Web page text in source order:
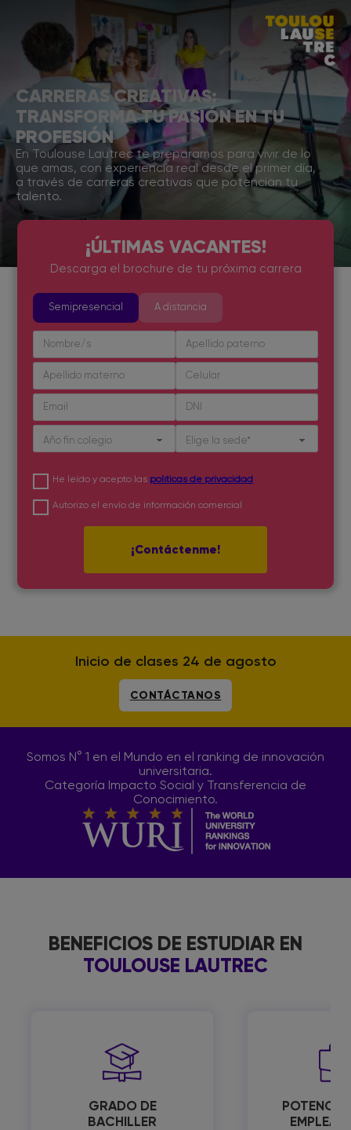
CARRERAS CREATIVAS:
TRANSFORMA TU PASIÓN EN TU
PROFESIÓN
En Toulouse Lautrec te preparamos para vivir de lo
que amas, con experiencia real desde el primer día,
a través de carreras creativas que potencian tu
talento.
¡ÚLTIMAS VACANTES!
Descarga el brochure de tu próxima carrera
Semipresencial A distancia
SI He leído y acepto las políticas de privacidad
SI Autorizo el envío de información comercial
Inicio de clases 24 de agosto
CONTÁCTANOS
Somos N° 1 en el Mundo en el ranking de innovación
universitaria.
Categoría Impacto Social y Transferencia de
Conocimiento.
BENEFICIOS DE ESTUDIAR EN
TOULOUSE LAUTREC
GRADO DE
BACHILLER